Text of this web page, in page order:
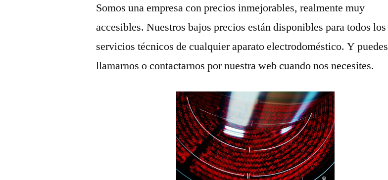
Somos una empresa con precios inmejorables, realmente muy
accesibles. Nuestros bajos precios están disponibles para todos los
servicios técnicos de cualquier aparato electrodoméstico. Y puedes
llamarnos o contactarnos por nuestra web cuando nos necesites.